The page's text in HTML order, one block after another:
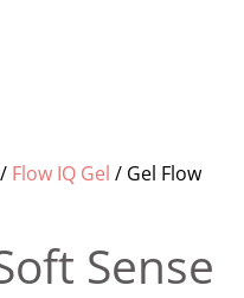
/ Flow IQ Gel / Gel Flow
Sense